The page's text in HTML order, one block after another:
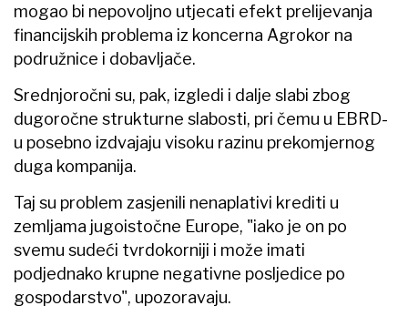
mogao bi nepovoljno utjecati efekt prelijevanja
financijskih problema iz koncerna Agrokor na
podružnice i dobavljače.
Srednjoročni su, pak, izgledi i dalje slabi zbog
dugoročne strukturne slabosti, pri čemu u EBRD-
u posebno izdvajaju visoku razinu prekomjernog
duga kompanija.
Taj su problem zasjenili nenaplativi krediti u
zemljama jugoistočne Europe, "iako je on po
svemu sudeći tvrdokorniji i može imati
podjednako krupne negativne posljedice po
gospodarstvo", upozoravaju.